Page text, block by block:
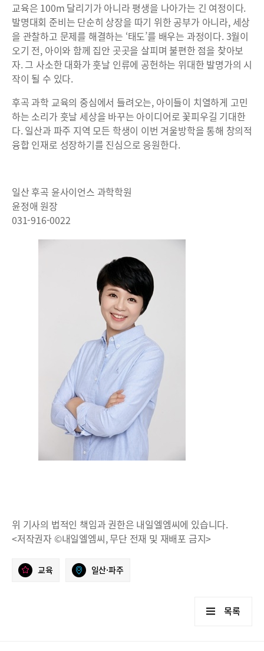
교육은 100m 달리기가 아니라 평생을 나아가는 긴 여정이다.
발명대회 준비는 단순히 상장을 따기 위한 공부가 아니라, 세상
을 관찰하고 문제를 해결하는 ‘태도’를 배우는 과정이다. 3월이
오기 전, 아이와 함께 집안 곳곳을 살피며 불편한 점을 찾아보
자. 그 사소한 대화가 훗날 인류에 공헌하는 위대한 발명가의 시
작이 될 수 있다.
후곡 과학 교육의 중심에서 들려오는, 아이들이 치열하게 고민
하는 소리가 훗날 세상을 바꾸는 아이디어로 꽃피우길 기대한
다. 일산과 파주 지역 모든 학생이 이번 겨울방학을 통해 창의적
융합 인재로 성장하기를 진심으로 응원한다.
일산 후곡 윤사이언스 과학학원
윤정애 원장
031-916-0022
위 기사의 법적인 책임과 권한은 내일엘엠씨에 있습니다.
<저작권자 ©내일엘엠씨, 무단 전재 및 재배포 금지>
교육 일산·파주
목록